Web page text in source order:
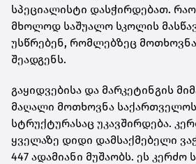
სპეციალისტი დასჭირდებათ.
მხოლოდ საშუალო სკოლის
უსწრებენ, რომლებზეც მოთხოვნა
შეადგენს.
გაყიდვებისა და მარკეტინგის
მაღალი მოთხოვნა საქართველოს
სტრუქტურასაც უკავშირდება.
ყველაზე დიდი დამსაქმებელი
447 ადამიანი მუშაობს. ეს კერძო